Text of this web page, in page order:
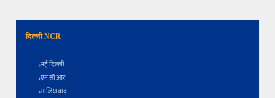
दिल्ली NCR
नई दिल्ली
एन सी आर
गाजियाबाद